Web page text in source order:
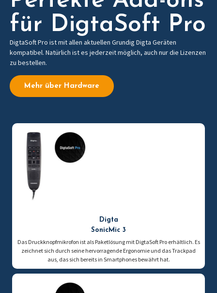
Digta
SonicMic 3
Das Druckknopfmikrofon ist als Paketlösung mit DigtaSoft Pro erhältlich. Es
zeichnet sich durch seine hervorragende Ergonomie und das Trackpad
aus, das sich bereits in Smartphones bewährt hat.
für DigtaSoft Pro
DigtaSoft Pro ist mit allen aktuellen Grundig Digta Geräten
kompatibel. Natürlich ist es jederzeit möglich, auch nur die Lizenzen
zu bestellen.
Mehr über Hardware